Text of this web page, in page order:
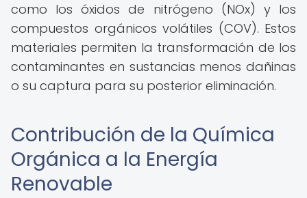
como los óxidos de nitrógeno (NOx) y los
compuestos orgánicos volátiles (COV). Estos
materiales permiten la transformación de los
contaminantes en sustancias menos dañinas
o su captura para su posterior eliminación.
Contribución de la Química
Orgánica a la Energía
Renovable